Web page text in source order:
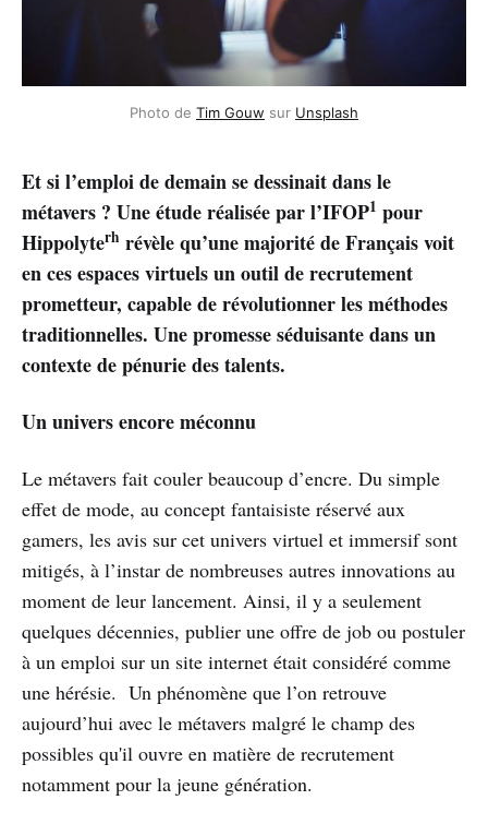
Photo de Tim Gouw sur Unsplash
Et si l’emploi de demain se dessinait dans le
métavers ? Une étude réalisée par l’IFOP1 pour
Hippolyterh révèle qu’une majorité de Français voit
en ces espaces virtuels un outil de recrutement
prometteur, capable de révolutionner les méthodes
traditionnelles. Une promesse séduisante dans un
contexte de pénurie des talents.
Un univers encore méconnu
Le métavers fait couler beaucoup d’encre. Du simple
effet de mode, au concept fantaisiste réservé aux
gamers, les avis sur cet univers virtuel et immersif sont
mitigés, à l’instar de nombreuses autres innovations au
moment de leur lancement. Ainsi, il y a seulement
quelques décennies, publier une offre de job ou postuler
à un emploi sur un site internet était considéré comme
une hérésie. Un phénomène que l’on retrouve
aujourd’hui avec le métavers malgré le champ des
possibles qu'il ouvre en matière de recrutement
notamment pour la jeune génération.